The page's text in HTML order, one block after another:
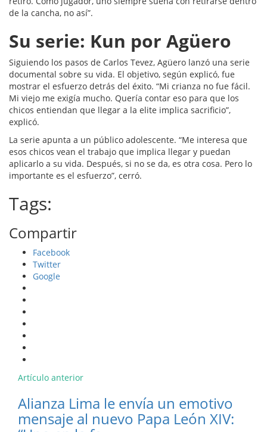
de la cancha, no así”.
Su serie: Kun por Agüero
Siguiendo los pasos de Carlos Tevez, Agüero lanzó una serie
documental sobre su vida. El objetivo, según explicó, fue
mostrar el esfuerzo detrás del éxito. “Mi crianza no fue fácil.
Mi viejo me exigía mucho. Quería contar eso para que los
chicos entiendan que llegar a la elite implica sacrificio”,
explicó.
La serie apunta a un público adolescente. “Me interesa que
esos chicos vean el trabajo que implica llegar y puedan
aplicarlo a su vida. Después, si no se da, es otra cosa. Pero lo
importante es el esfuerzo”, cerró.
Tags:
Compartir
Facebook
Twitter
Google
Artículo anterior
Alianza Lima le envía un emotivo
mensaje al nuevo Papa León XIV: